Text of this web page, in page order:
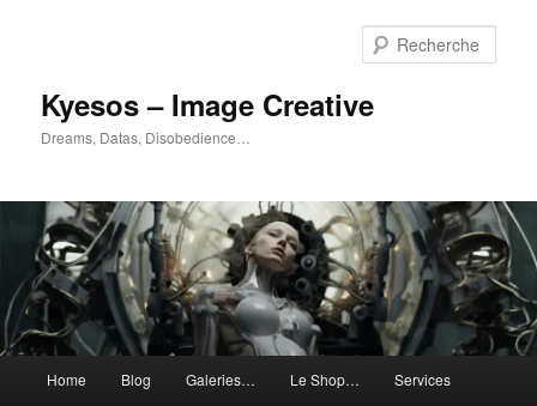
Kyesos – Image Creative
Dreams, Datas, Disobedience…
principal
Home Blog Galeries… Le Shop… Services